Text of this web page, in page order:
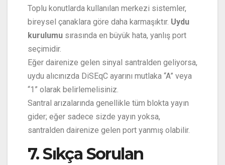
Toplu konutlarda kullanılan merkezi sistemler,
bireysel çanaklara göre daha karmaşıktır. Uydu
kurulumu sırasında en büyük hata, yanlış port
seçimidir.
Eğer dairenize gelen sinyal santralden geliyorsa,
uydu alıcınızda DiSEqC ayarını mutlaka “A” veya
“1” olarak belirlemelisiniz.
Santral arızalarında genellikle tüm blokta yayın
gider; eğer sadece sizde yayın yoksa,
santralden dairenize gelen port yanmış olabilir.
7. Sıkça Sorulan